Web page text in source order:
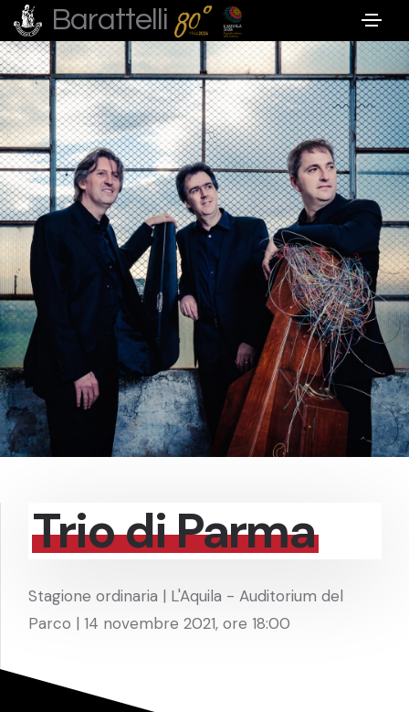
Barattelli
Trio di Parma
Stagione ordinaria | L'Aquila - Auditorium del
Parco | 14 novembre 2021, ore 18:00